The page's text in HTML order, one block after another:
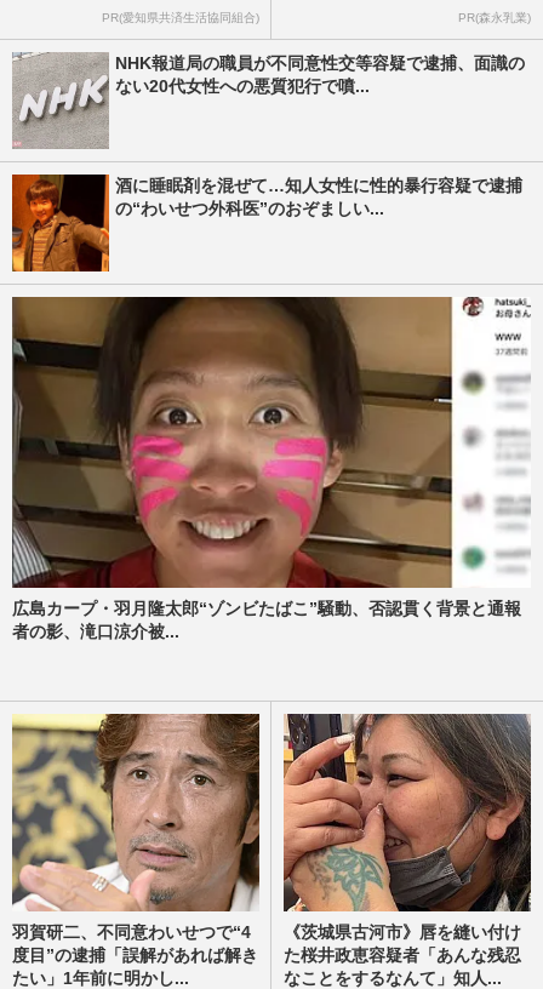
PR(愛知県共済生活協同組合) PR(森永乳業)
NHK報道局の職員が不同意性交等容疑で逮捕、面識の
ない20代女性への悪質犯行で噴...
酒に睡眠剤を混ぜて…知人女性に性的暴行容疑で逮捕
の“わいせつ外科医”のおぞましい...
広島カープ・羽月隆太郎“ゾンビたばこ”騒動、否認貫く背景と通報
者の影、滝口涼介被...
羽賀研二、不同意わいせつで“4
度目”の逮捕「誤解があれば解き
たい」1年前に明かし...
《茨城県古河市》唇を縫い付け
た桜井政恵容疑者「あんな残忍
なことをするなんて」知人...